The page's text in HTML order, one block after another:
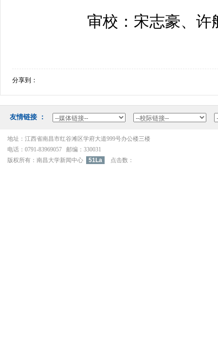
审校：宋志豪、许
分享到：
友情链接：
地址：江西省南昌市红谷滩区学府大道999号办公楼三楼
电话：0791-83969057邮编：330031
版权所有：南昌大学新闻中心
51La 点击数：